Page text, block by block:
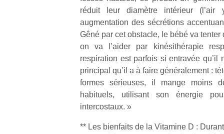
réduit leur diamètre intérieur
augmentation des sécrétions
Gêné par cet obstacle, le bébé va tenter
on va l’aider par kinésithérapie
respiration est parfois si entravée qu’il
principal qu’il a à faire généralement :
formes sérieuses, il mange moins
habituels, utilisant son énergie
intercostaux. »
** Les bienfaits de la Vitamine D :